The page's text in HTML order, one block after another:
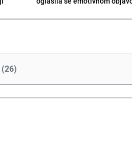
(26)